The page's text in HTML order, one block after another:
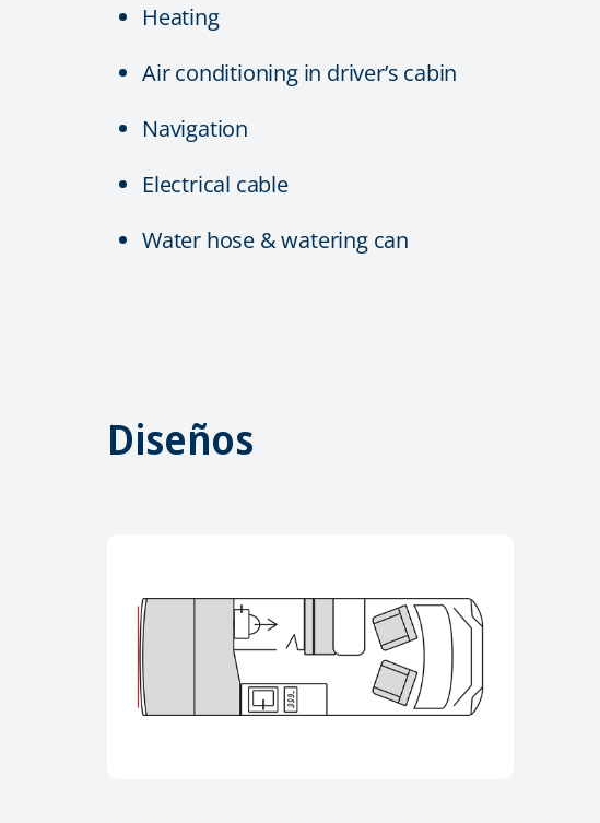
Heating
Air conditioning in driver’s cabin
Navigation
Electrical cable
Water hose & watering can
Diseños